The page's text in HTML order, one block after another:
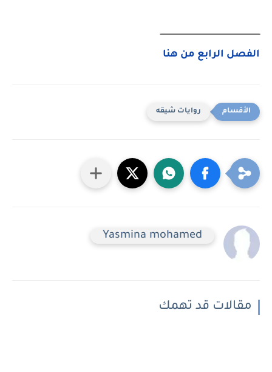
ــــــــــــــــــــــــــــــــــــــــــــــــــــــــــــــــــــــــــــــــــ
الفصل الرابع من هنا
روايات شيقه
Yasmina mohamed
مقالات قد تهمك